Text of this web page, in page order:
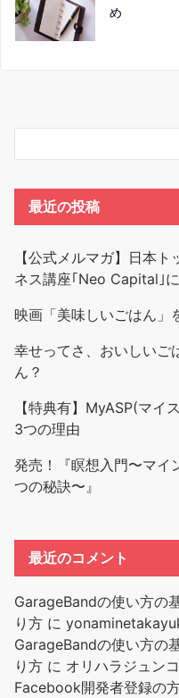
め
最近の投稿
【公式メルマガ】日本
ネス講座｢Neo Capital｣に
映画「美味しいごはん」
幸せってさ、おいしいご
ん？
【特典有】MyASP(マイ
3つの理由
発売！『瞑想入門〜マイ
つの秘訣〜』
最近のコメント
GarageBandの使い方の
り方 に
GarageBandの使い方の
り方 に オリハラジュンコ
Facebook開発者登録の